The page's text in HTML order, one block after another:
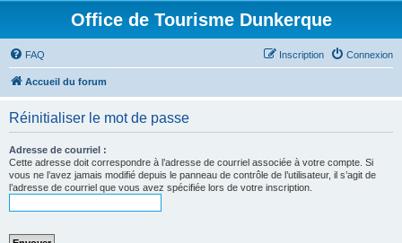
Office de Tourisme Dunkerque
FAQ Connexion
Inscription
Accueil du forum
Réinitialiser le mot de passe
Adresse de courriel :
Cette adresse doit correspondre à l’adresse de courriel associée à votre compte. Si
vous ne l’avez jamais modifié depuis le panneau de contrôle de l’utilisateur, il s’agit de
l’adresse de courriel que vous avez spécifiée lors de votre inscription.